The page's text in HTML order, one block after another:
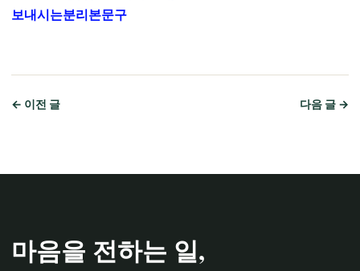
보내시는분리본문구
← 이전 글 다음 글 →
마음을 전하는 일,